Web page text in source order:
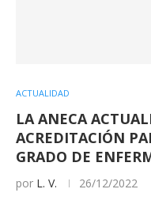
ACTUALIDAD
LA ANECA
ACREDITACIÓN
GRADO DE
por L. V. 26/12/2022